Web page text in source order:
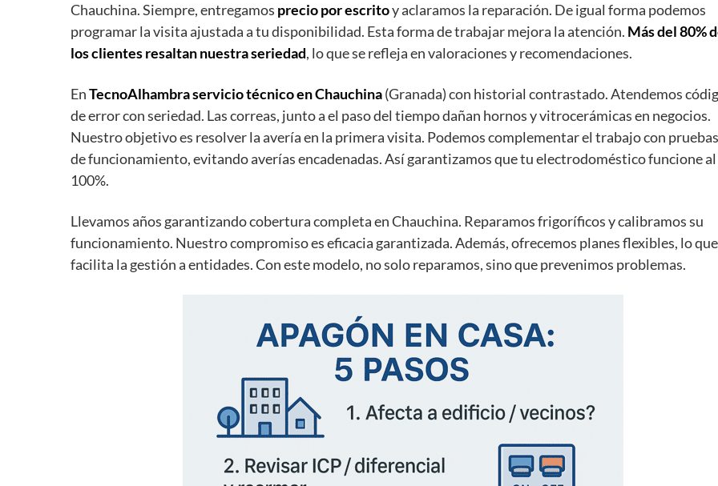
Chauchina. Siempre, entregamos precio por escritoy aclaramos la reparación. De igual forma podemos
programar la visita ajustada a tu disponibilidad. Esta forma de trabajar mejora la atención. Más del 80%
los clientes resaltan nuestra seriedad, lo que se refleja en valoraciones y recomendaciones.
EnTecnoAlhambraservicio técnico en Chauchina(Granada) con historial contrastado. Atendemos
de error con seriedad. Las correas, junto a el paso del tiempo dañan hornos y vitrocerámicas en negocios.
Nuestro objetivo es resolver la avería en la primera visita. Podemos complementar el trabajo con pruebas
de funcionamiento, evitando averías encadenadas. Así garantizamos que tu electrodoméstico funcione al
100%.
Llevamos años garantizando cobertura completa en Chauchina. Reparamos frigoríficos y calibramos su
funcionamiento. Nuestro compromiso es eficacia garantizada. Además, ofrecemos planes flexibles, lo que
facilita la gestión a entidades. Con este modelo, no solo reparamos, sino que prevenimos problemas.